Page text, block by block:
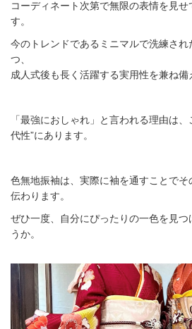
コーディネート次第で無限の表情を見
す。
今のトレンドであるミニマルで洗練さ
つ、
成人式後も長く活躍する実用性を兼ね備
「最強におしゃれ」と言われる理由は、
代性”にあります。
色無地振袖は、実際に袖を通すことでそ
伝わります。
ぜひ一度、自分にぴったりの一色を見つ
うか。